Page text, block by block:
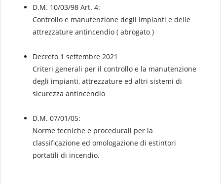
D.M. 10/03/98 Art. 4:
Controllo e manutenzione degli impianti e delle
attrezzature antincendio ( abrogato )
Decreto 1 settembre 2021
Criteri generali per il controllo e la manutenzione
degli impianti, attrezzature ed altri sistemi di
sicurezza antincendio
D.M. 07/01/05:
Norme tecniche e procedurali per la
classificazione ed omologazione di estintori
portatili di incendio.